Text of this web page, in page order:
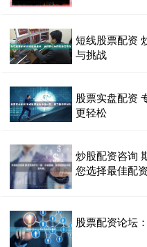
短线股票配资
与挑战
股票实盘配资
更轻松
炒股配资咨询
您选择最佳配
股票配资论坛